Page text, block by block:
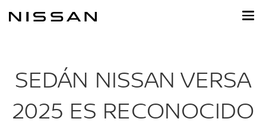
SEDÁN NISSAN VERSA
2025 ES RECONOCIDO